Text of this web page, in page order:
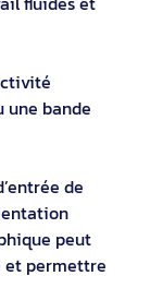
une bande
de
peut
et permettre